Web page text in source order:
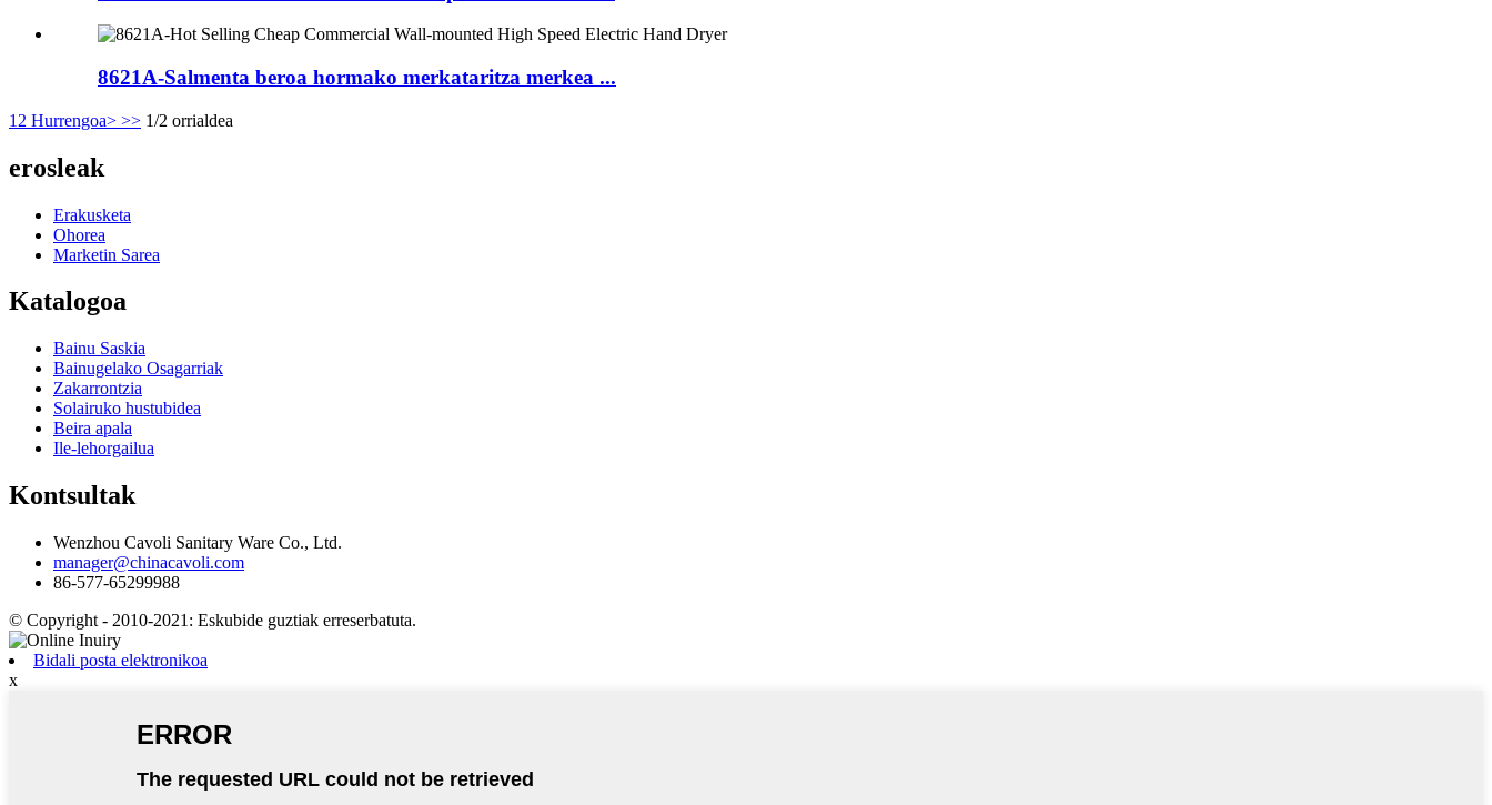
8621A-Salmenta beroa hormako merkataritza merkea ...
1 2 Hurrengoa> >> 1/2 orrialdea
erosleak
Erakusketa
Ohorea
Marketin Sarea
Katalogoa
Bainu Saskia
Bainugelako Osagarriak
Zakarrontzia
Solairuko hustubidea
Beira apala
Ile-lehorgailua
Kontsultak
Wenzhou Cavoli Sanitary Ware Co., Ltd.
manager@chinacavoli.com
86-577-65299988
© Copyright - 2010-2021: Eskubide guztiak erreserbatuta.
Bidali posta elektronikoa
x